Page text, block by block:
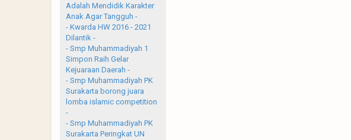
Adalah Mendidik Karakter
Anak Agar Tangguh -
- Kwarda HW 2016 - 2021
Dilantik -
- Smp Muhammadiyah 1
Simpon Raih Gelar
Kejuaraan Daerah -
- Smp Muhammadiyah PK
Surakarta borong juara
lomba islamic competition
-
- Smp Muhammadiyah PK
Surakarta Peringkat UN